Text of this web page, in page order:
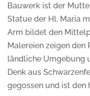
Bauwerk ist der
Statue der Hl. Maria
Arm bildet den
Malereien zeigen
ländliche Umgebung
Denk aus
gegossen und ist den